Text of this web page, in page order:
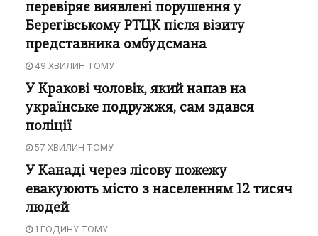
перевіряє виявлені порушення у
Берегівському РТЦК після візиту
представника омбудсмана
49 ХВИЛИН ТОМУ
У Кракові чоловік, який напав на
українське подружжя, сам здався
поліції
57 ХВИЛИН ТОМУ
У Канаді через лісову пожежу
евакуюють місто з населенням 12 тисяч
людей
1 ГОДИНУ ТОМУ